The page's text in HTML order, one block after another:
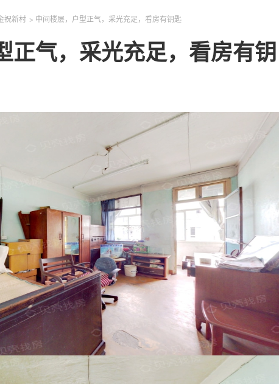
祝新村 > 中间楼层，户型正气，采光充足，看房有钥匙
正气，采光充足，看房有钥